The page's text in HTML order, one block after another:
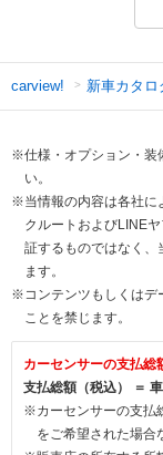
carview! 新車カタロ
※仕様・オプション・装
い。
※当情報の内容は各社に
クルートおよびLINE
証するものではなく、
ます。
※コンテンツもしくはデ
ことを禁じます。
カーセンサーの支払総
支払総額（税込） ＝
※カーセンサーの支払
をご希望された場合